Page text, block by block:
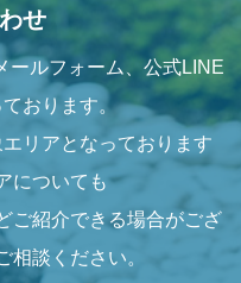
せ
ールフォーム、公式LINE
おります。
リアとなっております
についても
ご紹介できる場合がござ
相談ください。